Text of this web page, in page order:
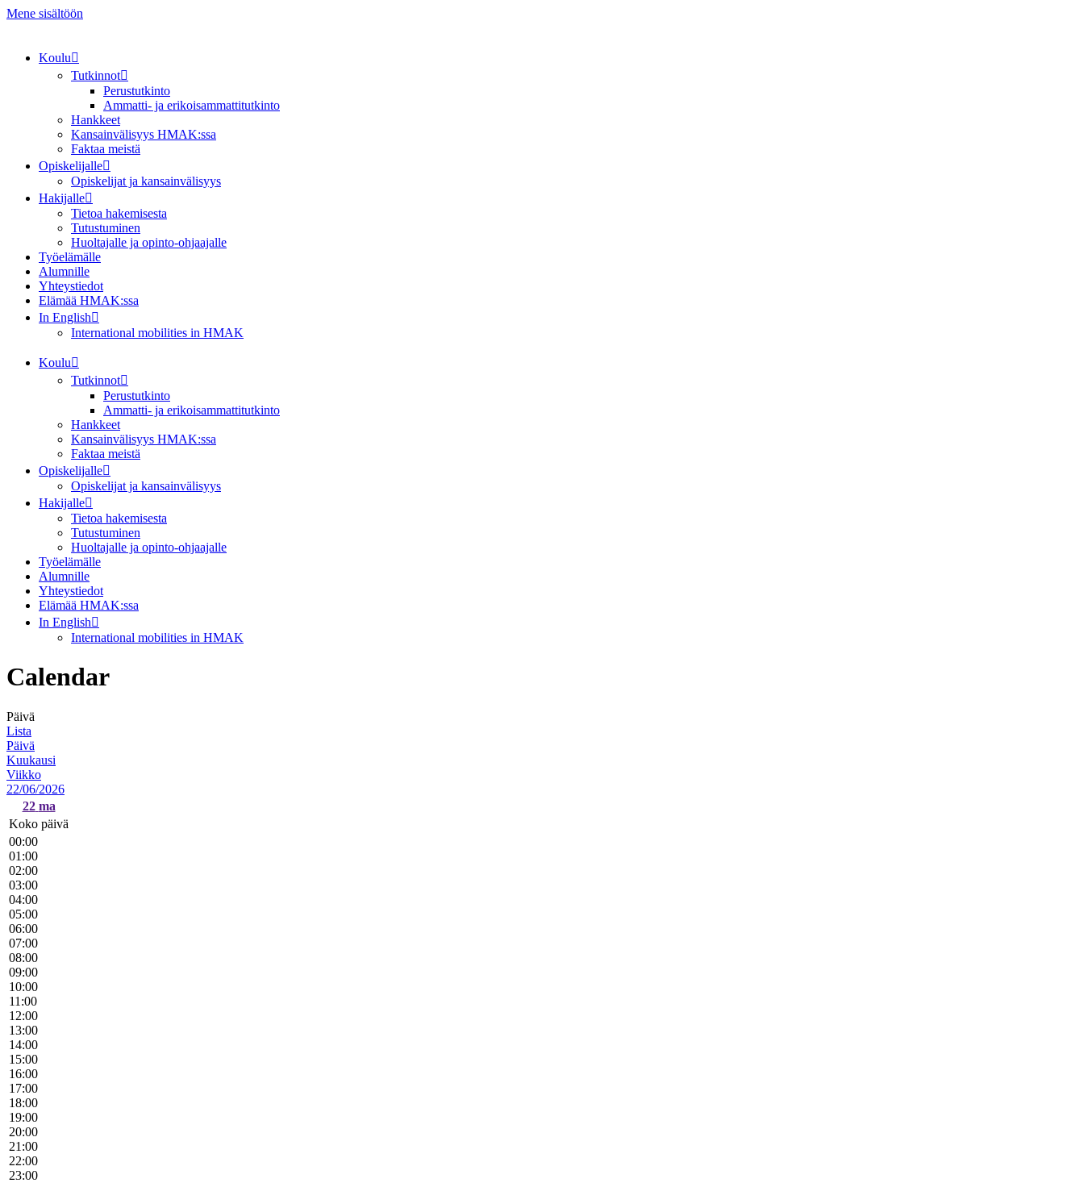
Mene sisältöön
Koulu
Tutkinnot
Perustutkinto
Ammatti- ja erikoisammattitutkinto
Hankkeet
Kansainvälisyys HMAK:ssa
Faktaa meistä
Opiskelijalle
Opiskelijat ja kansainvälisyys
Hakijalle
Tietoa hakemisesta
Tutustuminen
Huoltajalle ja opinto-ohjaajalle
Työelämälle
Alumnille
Yhteystiedot
Elämää HMAK:ssa
In English
International mobilities in HMAK
Koulu
Tutkinnot
Perustutkinto
Ammatti- ja erikoisammattitutkinto
Hankkeet
Kansainvälisyys HMAK:ssa
Faktaa meistä
Opiskelijalle
Opiskelijat ja kansainvälisyys
Hakijalle
Tietoa hakemisesta
Tutustuminen
Huoltajalle ja opinto-ohjaajalle
Työelämälle
Alumnille
Yhteystiedot
Elämää HMAK:ssa
In English
International mobilities in HMAK
Calendar
Päivä
Lista
Päivä
Kuukausi
Viikko
22/06/2026
22 ma
Koko päivä
00:00
01:00
02:00
03:00
04:00
05:00
06:00
07:00
08:00
09:00
10:00
11:00
12:00
13:00
14:00
15:00
16:00
17:00
18:00
19:00
20:00
21:00
22:00
23:00